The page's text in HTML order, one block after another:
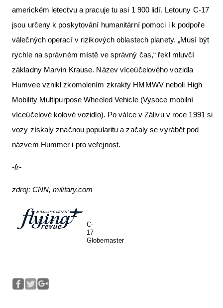
americkém letectvu a pracuje tu asi 1 900 lidí. Letouny C-17
jsou určeny k poskytování humanitární pomoci i k podpoře
válečných operací v rizikových oblastech planety. „Musí být
rychle na správném místě ve správný čas,“ řekl mluvčí
základny Marvin Krause. Název víceúčelového vozidla
Humvee vznikl zkomolením zkrakty HMMWV neboli High
Mobility Multipurpose Wheeled Vehicle (Vysoce mobilní
víceúčelové kolové vozidlo). Po válce v Zálivu v roce 1991 si
vozy získaly značnou popularitu a začaly se vyrábět pod
názvem Hummer i pro veřejnost.
-fr-
zdroj: CNN, military.com
C-
17
Globemaster